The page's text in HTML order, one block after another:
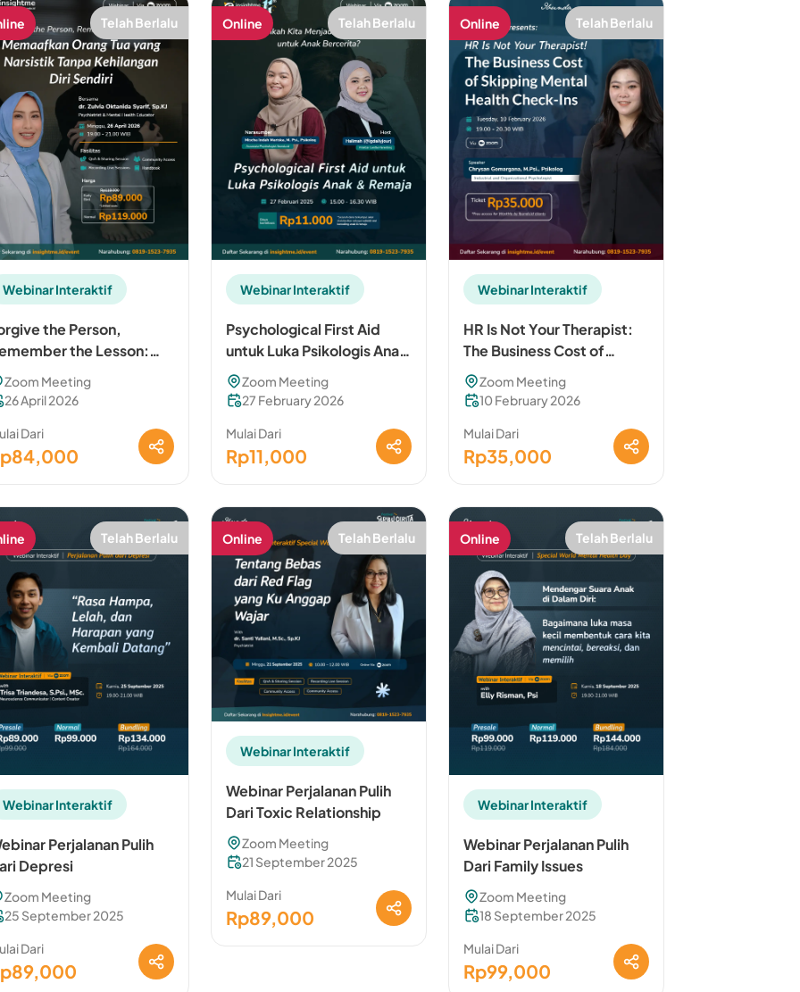
Telah Berlalu
Webinar Interaktif
the Person,
the Lesson:
Orang Tua
Narsistik Tanpa
Zoom Meeting
26 April 2026
Dari
Online Telah Berlalu
Webinar Interaktif
Psychological First Aid
untuk Luka Psikologis Anak
& Remaja
Zoom Meeting
27 February 2026
Mulai Dari
Rp11,000
Online Telah Berlalu
Webinar Interaktif
HR Is Not Your Therapist:
The Business Cost of
Skipping Mental Health
Check-Ins
Zoom Meeting
10 February 2026
Mulai Dari
Rp35,000
Telah Berlalu
Webinar Interaktif
Perjalanan Pulih
Depresi
Zoom Meeting
25 September 2025
Dari
Online Telah Berlalu
Webinar Interaktif
Webinar Perjalanan Pulih
Dari Toxic Relationship
Zoom Meeting
21 September 2025
Mulai Dari
Rp89,000
Online Telah Berlalu
Webinar Interaktif
Webinar Perjalanan Pulih
Dari Family Issues
Zoom Meeting
18 September 2025
Mulai Dari
Rp99,000